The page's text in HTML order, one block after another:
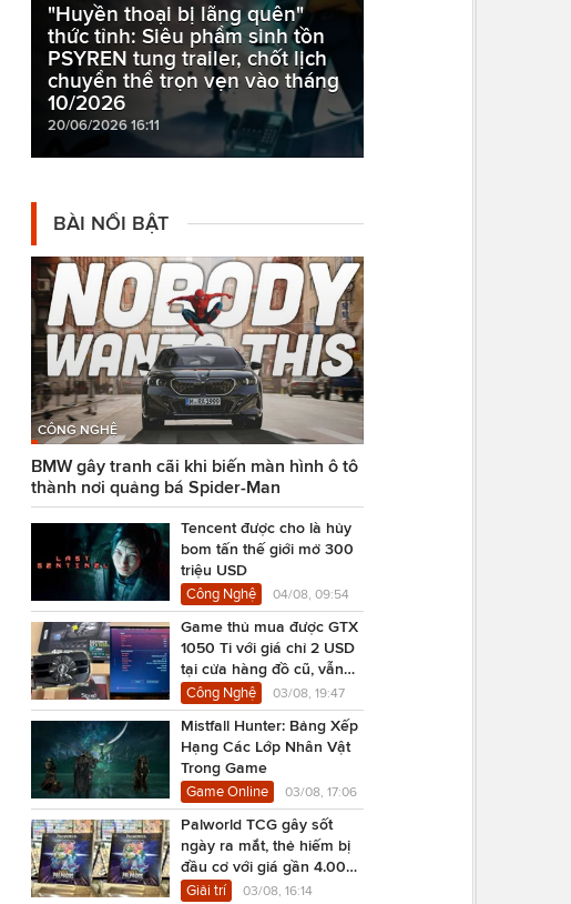
"Huyền thoại bị lãng quên"
thức tỉnh: Siêu phẩm sinh tồn
PSYREN tung trailer, chốt lịch
chuyển thể trọn vẹn vào tháng
10/2026
20/06/2026 16:11
BÀI NỔI BẬT
CÔNG NGHỆ
BMW gây tranh cãi khi biến màn hình ô tô
thành nơi quảng bá Spider-Man
Tencent được cho là hủy
bom tấn thế giới mở 300
triệu USD
Công Nghệ 04/08, 09:54
Game thủ mua được GTX
1050 Ti với giá chỉ 2 USD
tại cửa hàng đồ cũ, vẫn
chạy Cyberpunk 2077
Công Nghệ 03/08, 19:47
Mistfall Hunter: Bảng Xếp
Hạng Các Lớp Nhân Vật
Trong Game
Game Online 03/08, 17:06
Palworld TCG gây sốt
ngày ra mắt, thẻ hiếm bị
đầu cơ với giá gần 4.000
USD
Giải trí 03/08, 16:14